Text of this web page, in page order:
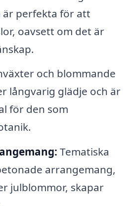
perfekta för att
oavsett om det är
och blommande
långvarig glädje och är
för den som
Tematiska
arrangemang,
julblommor, skapar